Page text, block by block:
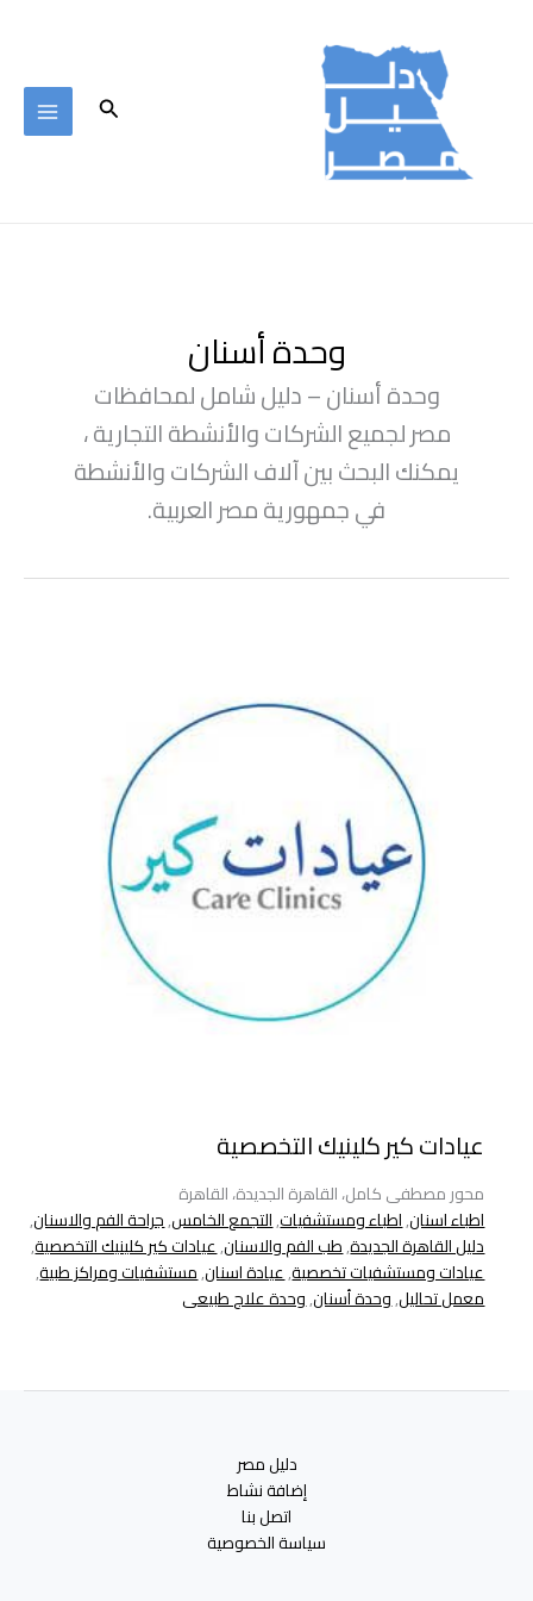
البحث
وحدة أسنان
وحدة أسنان – دليل شامل لمحافظات
مصر لجميع الشركات والأنشطة التجارية ،
يمكنك البحث بين آلاف الشركات والأنشطة
في جمهورية مصر العربية.
عيادات كير كلينيك التخصصية
محور مصطفى كامل، القاهرة الجديدة، القاهرة
اطباء اسنان,اطباء ومستشفيات,التجمع الخامس,جراحة الفم والاسنان,
دليل القاهرة الجديدة,طب الفم والاسنان,عيادات كير كلينيك التخصصية,
عيادات ومستشفيات تخصصية,عيادة اسنان,مستشفيات ومراكز طبية,
معمل تحاليل,وحدة أسنان,وحدة علاج طبيعى
دليل مصر
إضافة نشاط
اتصل بنا
سياسة الخصوصية